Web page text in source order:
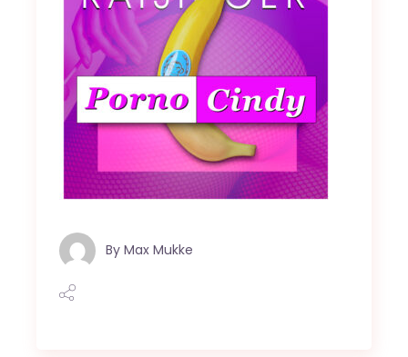
By Max Mukke